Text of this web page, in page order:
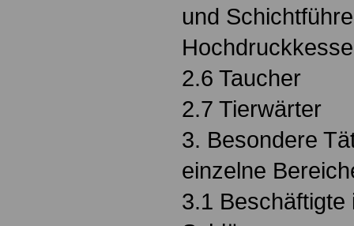
und
2.6 Taucher
2.7 Tierwärter
3. Besondere
einzelne
3.1